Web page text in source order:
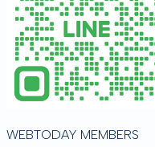
WEBTODAY MEMBERS